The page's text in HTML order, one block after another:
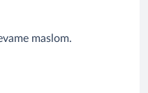
maslom.